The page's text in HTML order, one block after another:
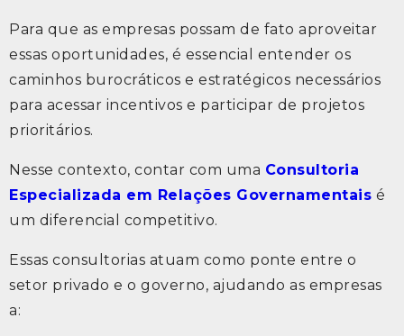
Para que as empresas possam de fato aproveitar
essas oportunidades, é essencial entender os
caminhos burocráticos e estratégicos necessários
para acessar incentivos e participar de projetos
prioritários.
Nesse contexto, contar com uma Consultoria
Especializada em Relações Governamentais é
um diferencial competitivo.
Essas consultorias atuam como ponte entre o
setor privado e o governo, ajudando as empresas
a: